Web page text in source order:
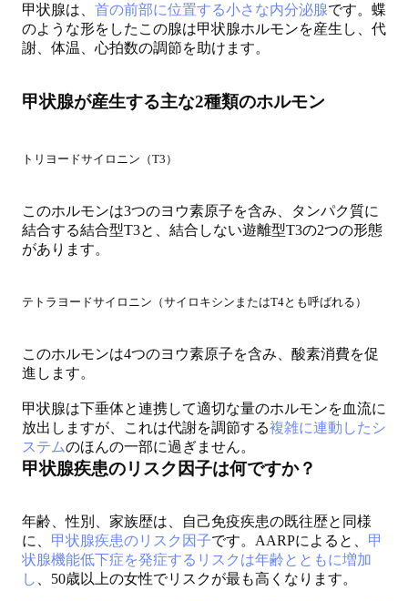
甲状腺は、 首の前部に位置する小さな内分泌腺です。蝶
のような形をしたこの腺は甲状腺ホルモンを産生し、代
謝、体温、心拍数の調節を助けます。
甲状腺が産生する主な2種類のホルモン
トリヨードサイロニン（T3）
このホルモンは3つのヨウ素原子を含み、タンパク質に
結合する結合型T3と、結合しない遊離型T3の2つの形態
があります。
テトラヨードサイロニン（サイロキシンまたはT4とも呼ばれる）
このホルモンは4つのヨウ素原子を含み、酸素消費を促
進します。
甲状腺は下垂体と連携して適切な量のホルモンを血流に
放出しますが、これは代謝を調節する複雑に連動したシ
ステムのほんの一部に過ぎません。
甲状腺疾患のリスク因子は何ですか？
年齢、性別、家族歴は、自己免疫疾患の既往歴と同様
に、 甲状腺疾患のリスク因子です。AARPによると、 甲
状腺機能低下症を発症するリスクは年齢とともに増加
し
、50歳以上の女性でリスクが最も高くなります。